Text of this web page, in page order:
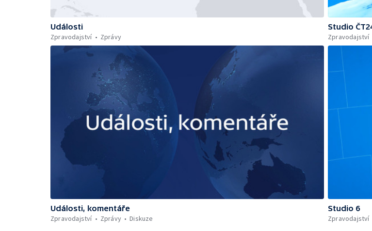
Události
Zpravodajství
Zprávy
Studio
Zpravodajství
Události, komentáře
Zpravodajství
Zprávy Diskuze
Studio 6
Zpravodajství